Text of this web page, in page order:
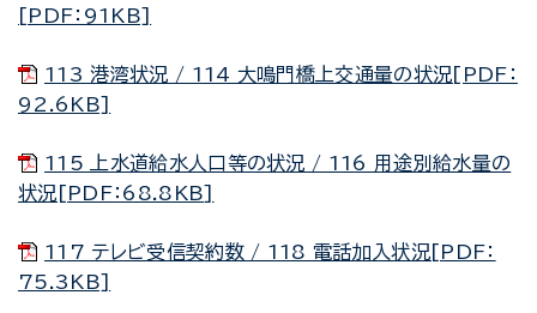
[PDF：91KB]
113 港湾状況 / 114 大鳴門橋上交通量の状況[PDF：
92.6KB]
115 上水道給水人口等の状況 / 116 用途別給水量の
状況[PDF：68.8KB]
117 テレビ受信契約数 / 118 電話加入状況[PDF：
75.3KB]